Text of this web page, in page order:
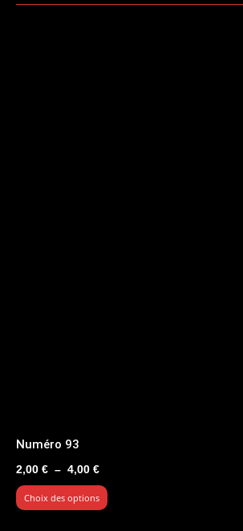
Numéro 93
2,00 € – 4,00 €Plage
de
prix :
Choix des options